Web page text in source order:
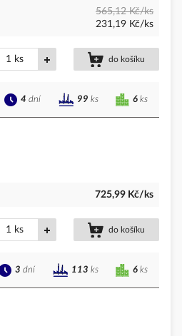
565,12 Kč/ks
231,19 Kč/ks
ks do košíku
6 ks
4 dní 99 ks
725,99 Kč/ks
ks do košíku
6 ks
3 dní 113 ks